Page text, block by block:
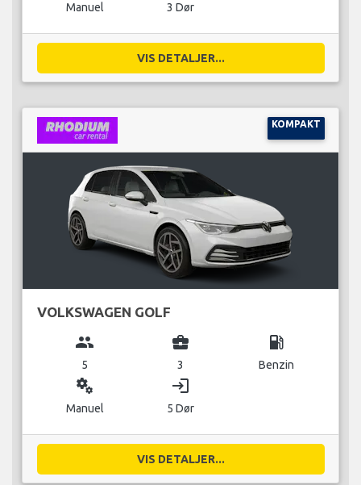
Manuel 3 Dør
VIS DETALJER...
KOMPAKT
VOLKSWAGEN GOLF
group
5
business_center
3
local_gas_station
Benzin
miscellaneous_services
Manuel
login
5 Dør
VIS DETALJER...